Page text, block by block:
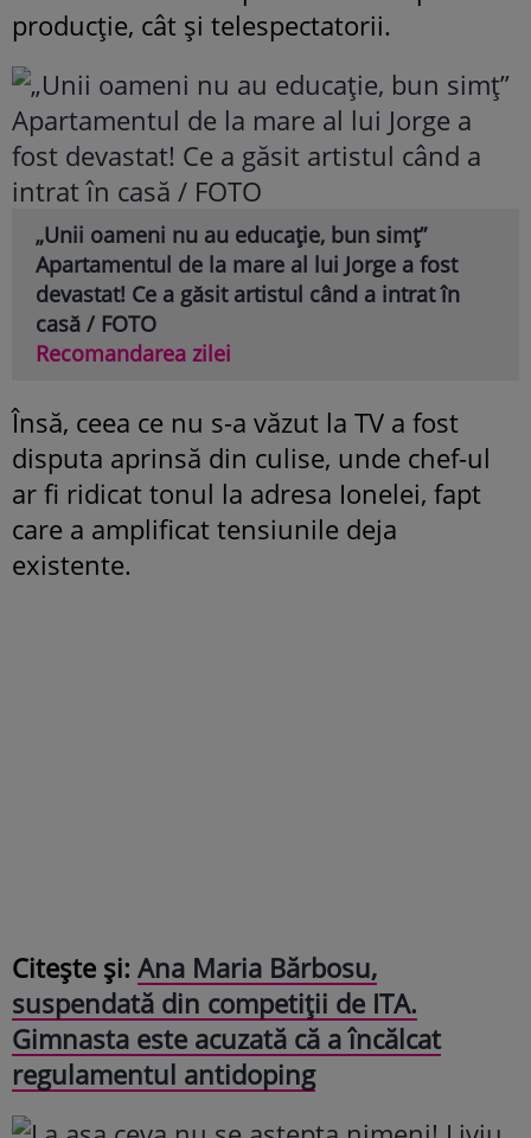
producție, cât și telespectatorii.
„Unii oameni nu au educație, bun simț”
Apartamentul de la mare al lui Jorge a fost
devastat! Ce a găsit artistul când a intrat în
casă / FOTO
Recomandarea zilei
Însă, ceea ce nu s-a văzut la TV a fost
disputa aprinsă din culise, unde chef-ul
ar fi ridicat tonul la adresa Ionelei, fapt
care a amplificat tensiunile deja
existente.
Citește și: Ana Maria Bărbosu,
suspendată din competiții de ITA.
Gimnasta este acuzată că a încălcat
regulamentul antidoping